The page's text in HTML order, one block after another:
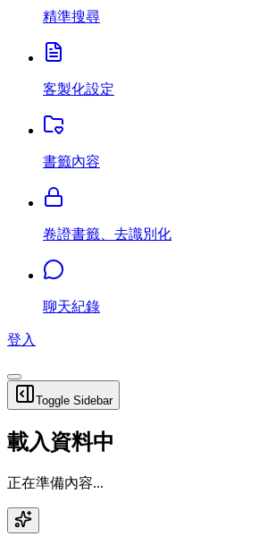
精準搜尋
客製化設定
書籤內容
卷證書籤、去識別化
聊天紀錄
登入
Toggle Sidebar
載入資料中
正在準備內容...